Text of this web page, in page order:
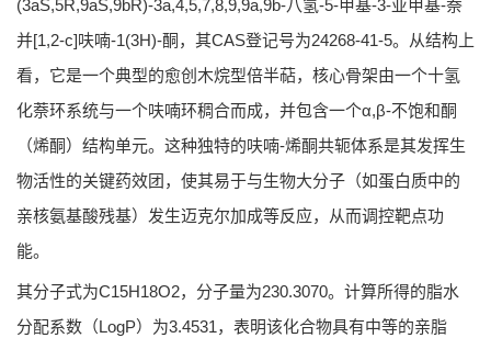
(3aS,5R,9aS,9bR)-3a,4,5,7,8,9,9a,9b-八氢-5-甲基-3-亚甲基-萘
并[1,2-c]呋喃-1(3H)-酮，其CAS登记号为24268-41-5。从结构上
看，它是一个典型的愈创木烷型倍半萜，核心骨架由一个十氢
化萘环系统与一个呋喃环稠合而成，并包含一个α,β-不饱和酮
（烯酮）结构单元。这种独特的呋喃-烯酮共轭体系是其发挥生
物活性的关键药效团，使其易于与生物大分子（如蛋白质中的
亲核氨基酸残基）发生迈克尔加成等反应，从而调控靶点功
能。
其分子式为C15H18O2，分子量为230.3070。计算所得的脂水
分配系数（LogP）为3.4531，表明该化合物具有中等的亲脂